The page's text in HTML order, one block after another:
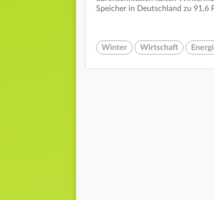
Speicher in Deutschland zu 91,6
Winter Wirtschaft